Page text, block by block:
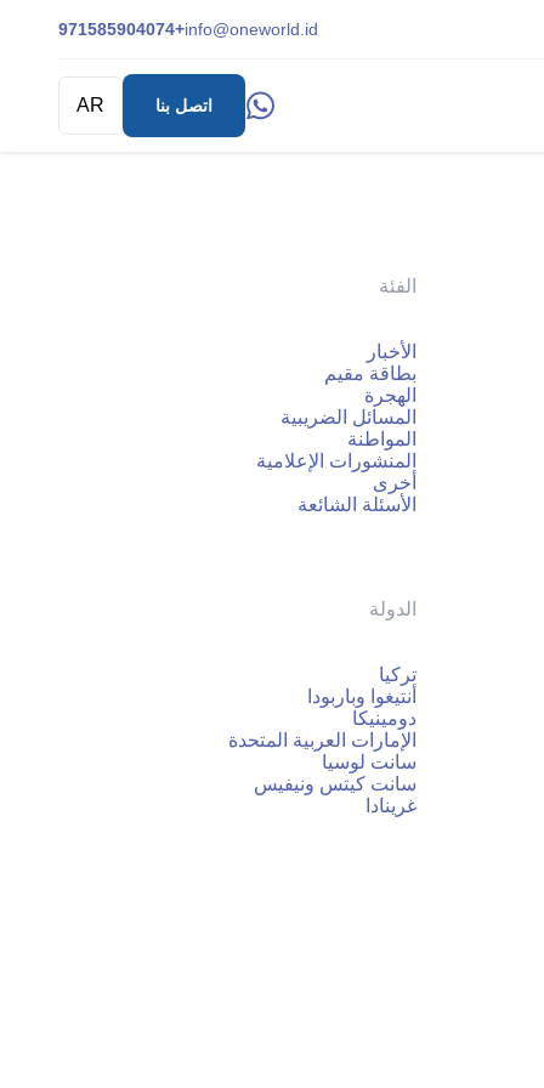
info@oneworld.id
+971585904074
اتصل بنا AR
الفئة
الأخبار
بطاقة مقيم
الهجرة
المسائل الضريبية
المواطنة
المنشورات الإعلامية
أخرى
الأسئلة الشائعة
الدولة
تركيا
أنتيغوا وباربودا
دومينيكا
الإمارات العربية المتحدة
سانت لوسيا
سانت كيتس ونيفيس
غرينادا